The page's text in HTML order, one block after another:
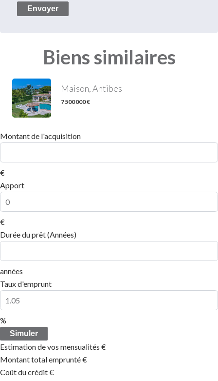
Envoyer
Biens similaires
Maison, Antibes
7 500 000 €
Montant de l'acquisition
€
Apport
€
Durée du prêt (Années)
années
Taux d'emprunt
%
Simuler
Estimation de vos mensualités €
Montant total emprunté€
Coût du crédit€